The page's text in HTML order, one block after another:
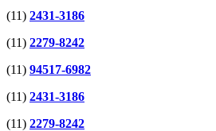
(11) 2431-3186
(11) 2279-8242
(11) 94517-6982
(11) 2431-3186
(11) 2279-8242